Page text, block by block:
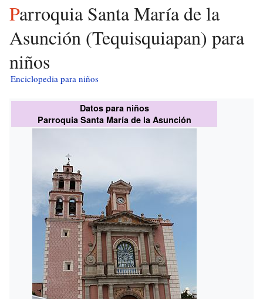
Parroquia Santa María de la
Asunción (Tequisquiapan) para
niños
Enciclopedia para niños
Datos para niños
Parroquia Santa María de la Asunción